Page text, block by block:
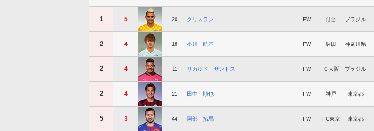
1 5 20 クリスラン FW 仙台 ブラジル
2 4 18 小川 航基 FW 磐田 神奈川県
2 4 11 リカルド サントス FW Ｃ大阪 ブラジル
2 4 21 田中 順也 FW 神戸 東京都
5 3 44 阿部 拓馬 FW FC東京 東京都